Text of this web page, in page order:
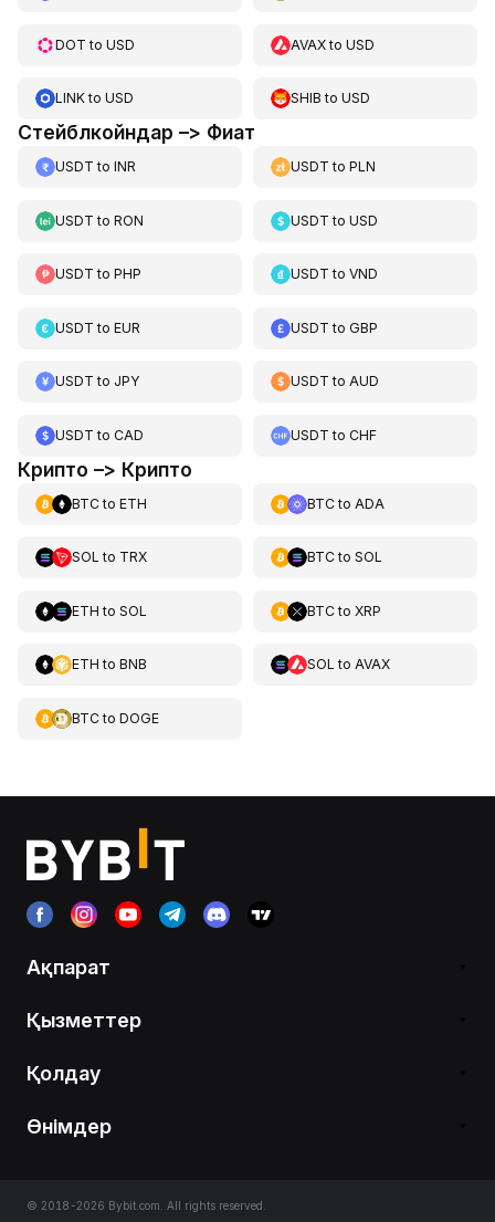
DOT to USD AVAXtoUSD
LINKto USD SHIB toUSD
Стейблкойндар –> Фиат
USDT to INR USDT toPLN
USDT to RON USDT toUSD
USDT to PHP USDT toVND
USDT to EUR USDT toGBP
USDT to JPY USDT toAUD
USDT to CAD USDT toCHF
Крипто –> Крипто
BTCto ETH BTCto ADA
SOL to TRX BTCto SOL
ETH to SOL BTCto XRP
ETH to BNB SOL to AVAX
BTCto DOGE
Ақпарат
Қызметтер
Қолдау
Өнімдер
© 2018-2026 Bybit.com. All rights reserved.